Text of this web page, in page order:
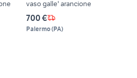
vaso galle' arancione
700 €
Palermo(PA)